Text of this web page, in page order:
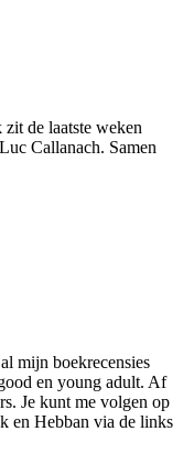
de laatste weken
Callanach. Samen
mijn boekrecensies
en young adult. Af
Je kunt me volgen op
en Hebban via de links